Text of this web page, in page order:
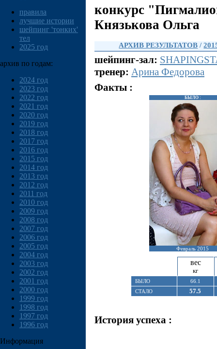
правила
лучшие истории
шейпинг 'тонких'
тел
2025 год
архив по годам:
2024 год
2023 год
2022 год
2021 год
2020 год
2019 год
2018 год
2017 год
2016 год
2015 год
2014 год
2013 год
2012 год
2011 год
2010 год
2009 год
2008 год
2007 год
2006 год
2005 год
2004 год
2003 год
2002 год
2001 год
2000 год
1999 год
1998 год
1997 год
1996 год
Информация
конкурс
Князькова Ольга
АРХИВ РЕЗУЛЬТАТОВ /
шейпинг-зал:
тренер: Арина Федорова
Факты :
БЫЛО :
Февраль 2015
вес
кг
БЫЛО
66.1
СТАЛО
57.5
История успеха :